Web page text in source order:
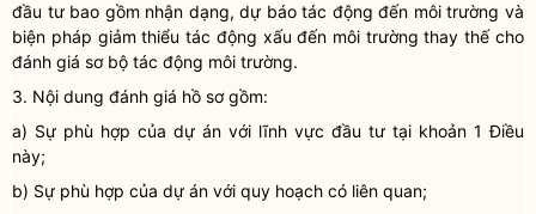
đầu tưbao gồm nhận dạng, dự báo tác động đến môi trường và
biện pháp giảm thiểu tác động xấu đến môi trường thay thế cho
đánh giá sơ bộ tác động môi trường.
3. Nội dung đánh giá hồ sơ gồm:
a) Sự phù hợp của dự án với lĩnh vực đầu tư tại khoản 1 Điều
này;
b) Sự phù hợp của dự án vớiquy hoạch có liên quan;